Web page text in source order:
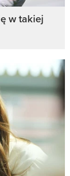
w takiej